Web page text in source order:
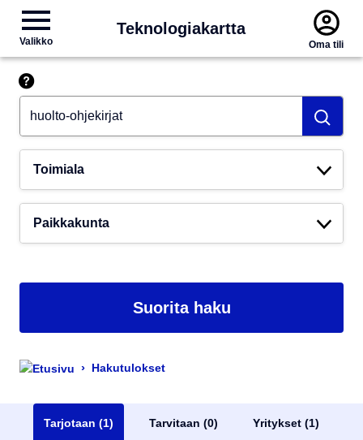
Valikko
Teknologiakartta
Oma tili
Suorita haku
› Hakutulokset
Tarjotaan (1) Tarvitaan (0) Yritykset (1)